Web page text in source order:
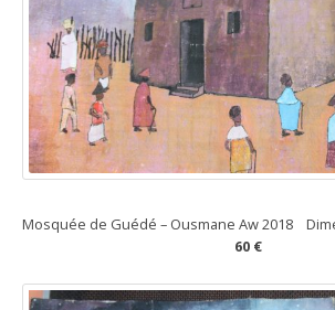
Mosquée de Guédé – Ousmane Aw 2018
60 €